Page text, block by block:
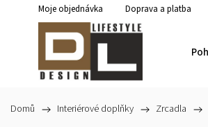
Moje objednávka Doprava a platba
Domů / Interiérové doplňky / Zrcadla /